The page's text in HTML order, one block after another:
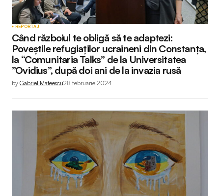
REPORTAJ
Când războiul te obligă să te adaptezi:
Poveștile refugiaților ucraineni din Constanța,
la “Comunitaria Talks” de la Universitatea
”Ovidius”, după doi ani de la invazia rusă
by Gabriel Mateescu28 februarie 2024